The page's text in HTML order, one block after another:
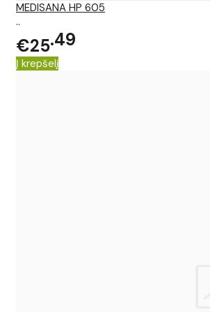
MEDISANA HP 605
..
€25 49
Į krepšelį